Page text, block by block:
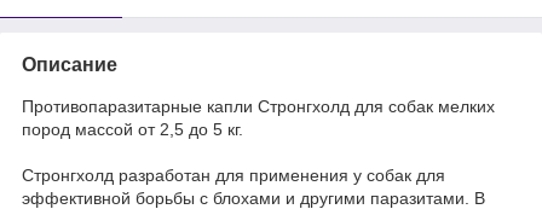
Описание
Противопаразитарные капли Стронгхолд для собак мелких
пород массой от 2,5 до 5 кг.
Стронгхолд разработан для применения у собак для
эффективной борьбы с блохами и другими паразитами. В